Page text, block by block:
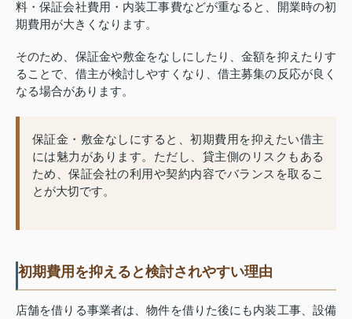
料・保証会社費用・内装工事費などが重なると、開業時の初
期費用が大きくなります。
そのため、保証金や敷金をなしにしたり、金額を抑えたりす
ることで、借主が検討しやすくなり、借主募集の反応が良く
なる場合があります。
保証金・敷金なしにすると、初期費用を抑えたい借主
には魅力があります。ただし、貸主側のリスクもある
ため、保証会社の利用や契約内容でバランスを取るこ
とが大切です。
初期費用を抑えると検討されやすい理由
店舗を借りる事業者は、物件を借りた後にも内装工事、設備